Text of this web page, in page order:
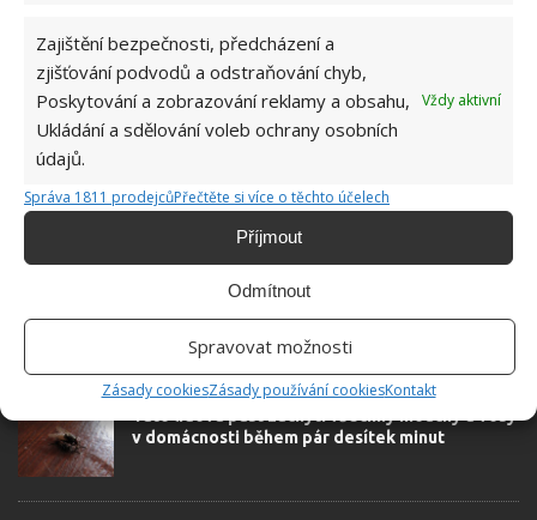
Zajištění bezpečnosti, předcházení a
zjišťování podvodů a odstraňování chyb,
Poskytování a zobrazování reklamy a obsahu,
Ukládání a sdělování voleb ochrany osobních
údajů.
Vždy aktivní
Správa 1811 prodejcůPřečtěte si více o těchto účelech
Příjmout
Odmítnout
Spravovat možnosti
Zásady cookiesZásady používání cookiesKontakt
SOUVISEJÍCÍ ČLÁNKY
proti octomilkám, za kterou neutratíte ani
korunu
Díky jediné bramboře se navždy zbavíte
rybenek v celé domácnosti. Tato finta vám
zabere pár vteřin
v domácnosti během pár desítek minut